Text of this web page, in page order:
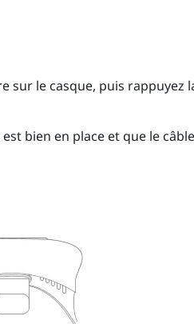
sur le casque, puis rappuyez
bien en place et que le